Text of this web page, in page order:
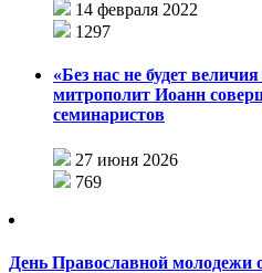
14 февраля 2022
1297
«Без нас не будет
митрополит Иоанн
семинаристов
27 июня 2026
769
День Православной молодежи